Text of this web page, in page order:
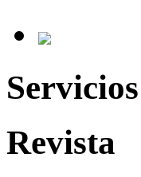
Revista